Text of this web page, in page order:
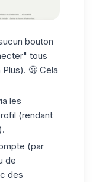
bouton
tous
🫢 Cela
les
(rendant
(par
de
des